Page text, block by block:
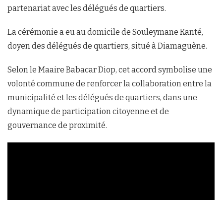
partenariat avec les délégués de quartiers.
La cérémonie a eu au domicile de Souleymane Kanté,
doyen des délégués de quartiers, situé à Diamaguène.
Selon le Maaire Babacar Diop, cet accord symbolise une
volonté commune de renforcer la collaboration entre la
municipalité et les délégués de quartiers, dans une
dynamique de participation citoyenne et de
gouvernance de proximité.